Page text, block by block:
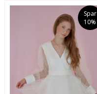
Spar
10%